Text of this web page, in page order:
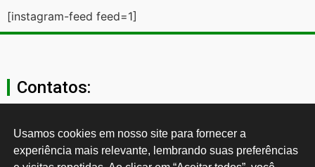
[instagram-feed feed=1]
Contatos:
secgeral@ctb.org.br
11 3874-0040
Usamos cookies em nosso site para fornecer a
experiência mais relevante, lembrando suas preferências